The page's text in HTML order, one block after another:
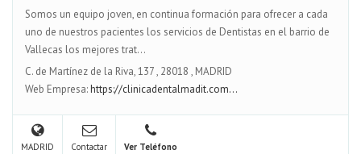
Somos un equipo joven, en continua formación para ofrecer a cada
uno de nuestros pacientes los servicios de Dentistas en el barrio de
Vallecas los mejores trat...
C. de Martínez de la Riva, 137, 28018 , MADRID
Web Empresa:https://clinicadentalmadit.com...
MADRID Contactar Ver Teléfono